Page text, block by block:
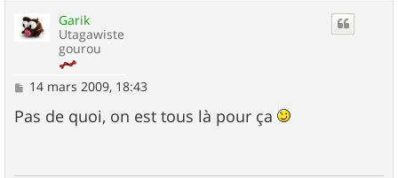
Garik
Utagawiste
gourou
M
s
s
14 mars 2009, 18:43
Pas de quoi, on est tous là pour ça